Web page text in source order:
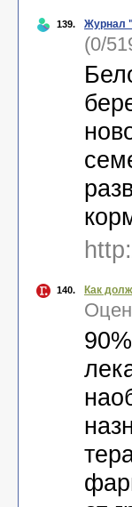
139. Журнал
(0/
140. Как